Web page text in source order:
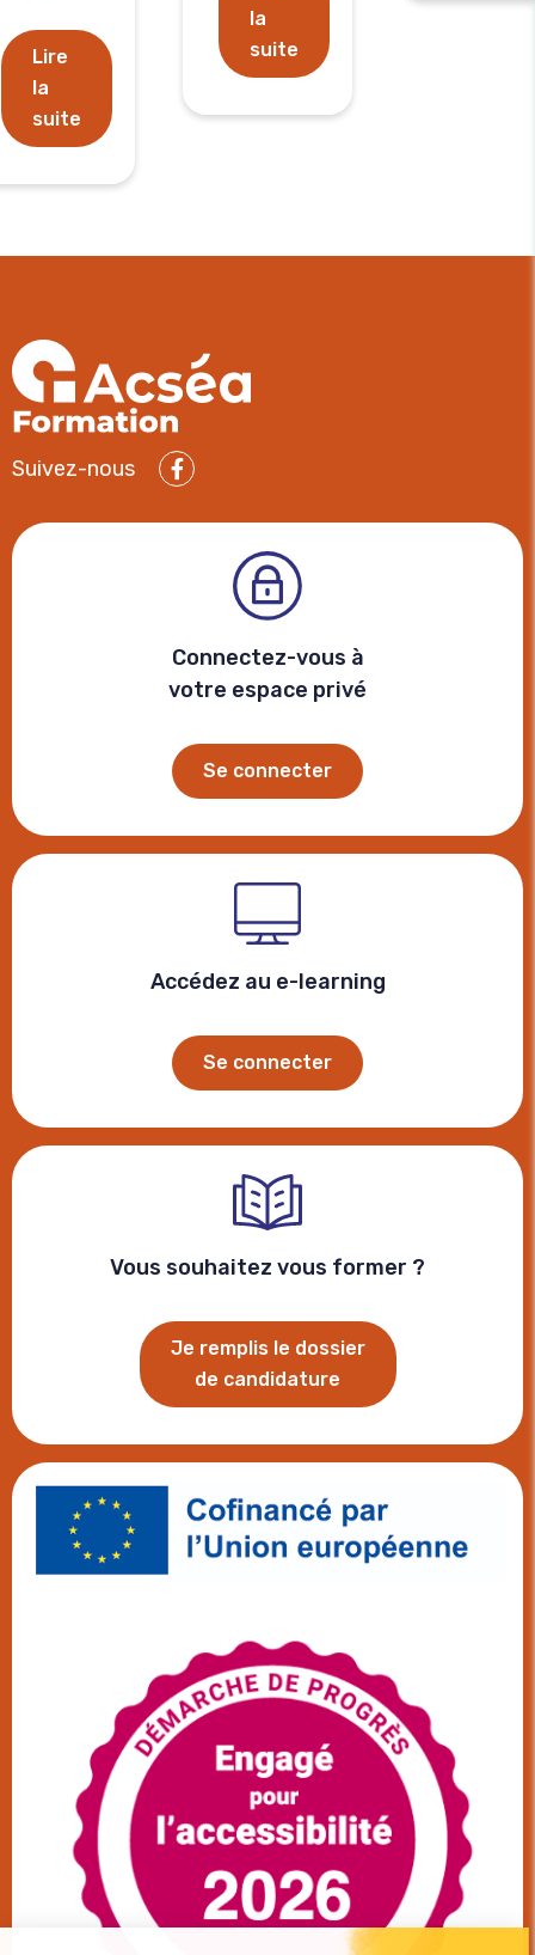
Lire
la
suite
la
suite
Suivez-nous
Facebook
Connectez-vous à
votre espace privé
Se connecter
Accédez au e-learning
Se connecter
Vous souhaitez vous former ?
Je remplis le dossier
de candidature